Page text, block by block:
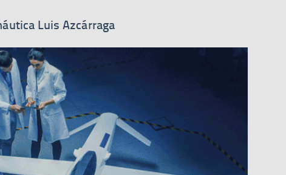
Luis Azcárraga